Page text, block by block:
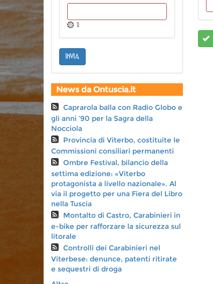
= 1
invia
News da Ontuscia.it
Caprarola balla con Radio Globo e
gli anni ’90 per la Sagra della
Nocciola
Provincia di Viterbo, costituite le
Commissioni consiliari permanenti
Ombre Festival, bilancio della
settima edizione: «Viterbo
protagonista a livello nazionale». Al
via il progetto per una Fiera del Libro
nella Tuscia
Montalto di Castro, Carabinieri in
e-bike per rafforzare la sicurezza sul
litorale
Controlli dei Carabinieri nel
Viterbese: denunce, patenti ritirate
e sequestri di droga